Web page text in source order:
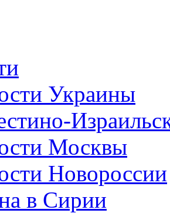
Украины
Москвы
Новороссии
в Сирии